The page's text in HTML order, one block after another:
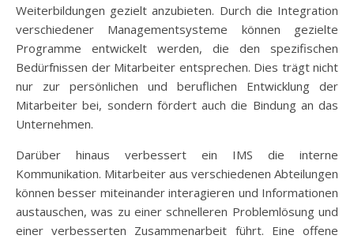
Weiterbildungen gezielt anzubieten. Durch die Integration
verschiedener Managementsysteme können gezielte
Programme entwickelt werden, die den spezifischen
Bedürfnissen der Mitarbeiter entsprechen. Dies trägt nicht
nur zur persönlichen und beruflichen Entwicklung der
Mitarbeiter bei, sondern fördert auch die Bindung an das
Unternehmen.
Darüber hinaus verbessert ein IMS die interne
Kommunikation. Mitarbeiter aus verschiedenen Abteilungen
können besser miteinander interagieren und Informationen
austauschen, was zu einer schnelleren Problemlösung und
einer verbesserten Zusammenarbeit führt. Eine offene